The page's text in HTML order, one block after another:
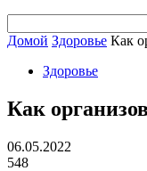
Домой Здоровье Как
Здоровье
Как
06.05.2022
548